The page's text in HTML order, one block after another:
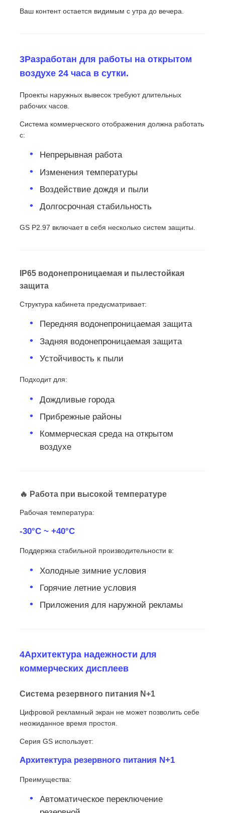
Ваш контент остается видимым с утра до вечера.
3Разработан для работы на открытом
воздухе 24 часа в сутки.
Проекты наружных вывесок требуют длительных
рабочих часов.
Система коммерческого отображения должна работать
с:
Непрерывная работа
Изменения температуры
Воздействие дождя и пыли
Долгосрочная стабильность
GS P2.97 включает в себя несколько систем защиты.
IP65 водонепроницаемая и пылестойкая
защита
Структура кабинета предусматривает:
Передняя водонепроницаемая защита
Задняя водонепроницаемая защита
Устойчивость к пыли
Подходит для:
Дождливые города
Прибрежные районы
Коммерческая среда на открытом
воздухе
🔥 Работа при высокой температуре
Рабочая температура:
-30°C ~ +40°C
Поддержка стабильной производительности в:
Холодные зимние условия
Горячие летние условия
Приложения для наружной рекламы
4Архитектура надежности для
коммерческих дисплеев
Система резервного питания N+1
Цифровой рекламный экран не может позволить себе
неожиданное время простоя.
Серия GS использует:
Архитектура резервного питания N+1
Преимущества:
Автоматическое переключение